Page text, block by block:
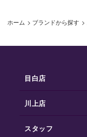
ホーム > ブランドから探す >
目白店
川上店
スタッフ